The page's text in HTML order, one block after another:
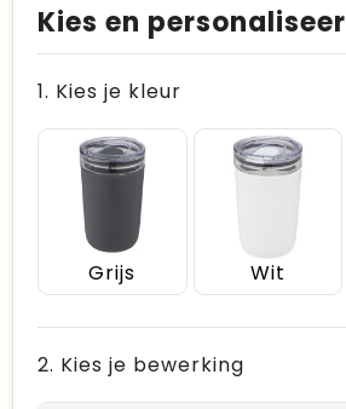
Kies en personaliseer
1. Kies je kleur
Grijs Wit
2. Kies je bewerking